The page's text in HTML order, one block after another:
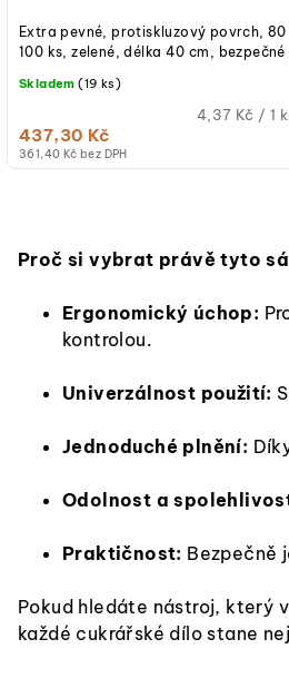
361,40 Kč bez DPH
437,30 Kč
Měrná
4,37 Kč / 1
Skladem (19 ks)
Extra pevné, protiskluzový povrch, 80
100 ks, zelené, délka 40 cm, bezpečné
Proč si vybrat právě tyto
Ergonomický úchop:
kontrolou.
Univerzálnost použití:
Jednoduché plnění:
Odolnost a
Praktičnost: Bezpečně
Pokud hledáte nástroj, který
každé cukrářské dílo stane